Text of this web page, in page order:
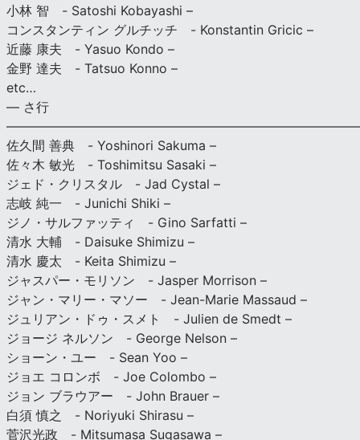
小林 智 - Satoshi Kobayashi –
コンスタンティン グルチッチ - Konstantin Gricic –
近藤 康夫 - Yasuo Kondo –
金野 達夫 - Tatsuo Konno –
etc…
— さ行
佐久間 善典 - Yoshinori Sakuma –
佐々木 敏光 - Toshimitsu Sasaki –
ジェド・クリスタル - Jad Cystal –
志岐 純一 - Junichi Shiki –
ジノ・サルファッティ - Gino Sarfatti –
清水 大輔 - Daisuke Shimizu –
清水 慶太 - Keita Shimizu –
ジャスパー・モリソン - Jasper Morrison –
ジャン・マリー・マソー - Jean-Marie Massaud –
ジュリアン・ドゥ・スメト - Julien de Smedt –
ジョージ ネルソン - George Nelson –
ショーン・ユー - Sean Yoo –
ジョエ コロンボ - Joe Colombo –
ジョン ブラウアー - John Brauer –
白須 慎之 - Noriyuki Shirasu –
菅沢光政 - Mitsumasa Sugasawa –